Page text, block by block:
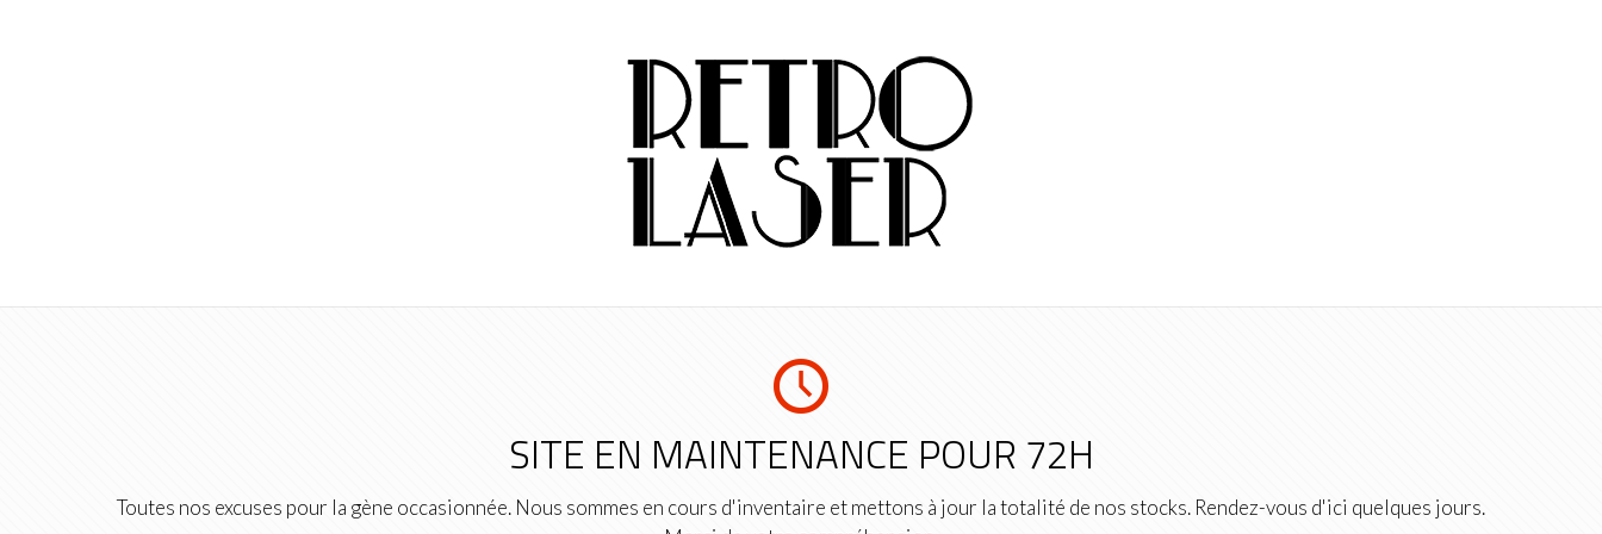
SITE EN MAINTENANCE POUR 72H
Toutes nos excuses pour la gène occasionnée. Nous sommes en cours d'inventaire et mettons à jour la totalité de nos stocks. Rendez-vous d'ici quelques jours.